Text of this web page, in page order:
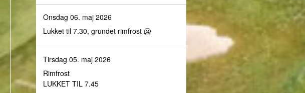
Onsdag 06. maj 2026
Lukket til 7.30, grundet rimfrost 🥶
Tirsdag 05. maj 2026
Rimfrost
LUKKET TIL 7.45